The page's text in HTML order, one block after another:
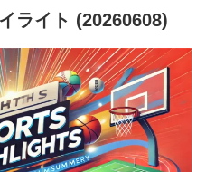
ライト (20260608)